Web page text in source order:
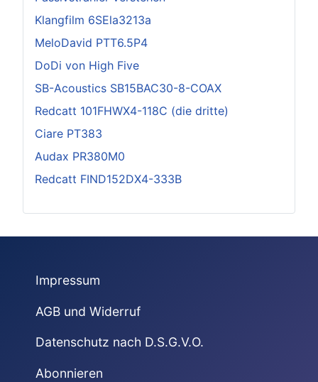
Klangfilm 6SEla3213a
MeloDavid PTT6.5P4
DoDi von High Five
SB-Acoustics SB15BAC30-8-COAX
Redcatt 101FHWX4-118C (die dritte)
Ciare PT383
Audax PR380M0
Redcatt FIND152DX4-333B
Impressum
AGB und Widerruf
Datenschutz nach D.S.G.V.O.
Abonnieren